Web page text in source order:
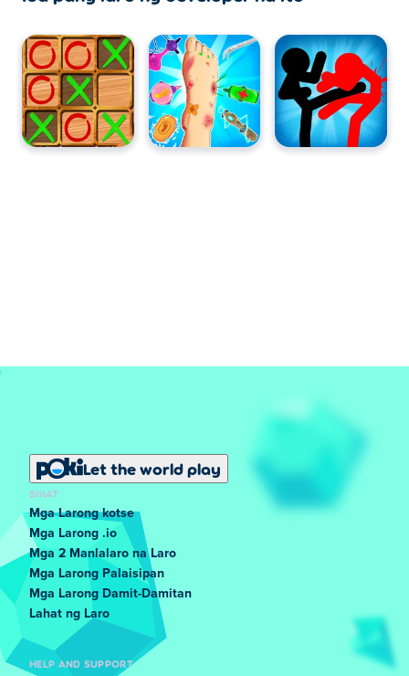
Let the world play
SIKAT
Mga Larong kotse
Mga Larong .io
Mga 2 Manlalaro na Laro
Mga Larong Palaisipan
Mga Larong Damit-Damitan
Lahat ng Laro
HELP AND SUPPORT